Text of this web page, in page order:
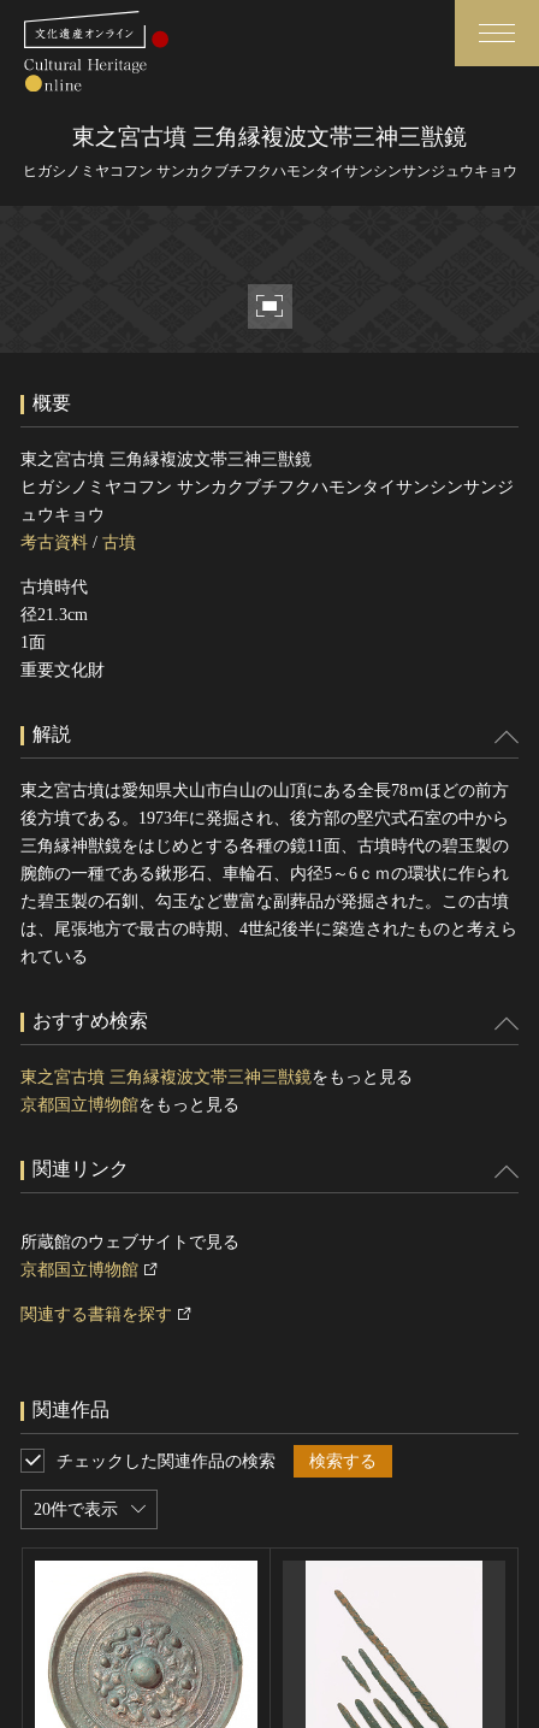
さらに詳細検索
作品一覧
世界遺産と無形文化遺産
全国の美術館・博物館
世界遺産
無形文化遺産
動画で見る無形の文化財
今月のみどころ
文化遺産データベース
国指定文化財等データベース
東之宮古墳 三角縁複波文帯三神三獣鏡
ヒガシノミヤコフン サンカクブチフクハモンタイサンシンサンジュウキョウ
概要
東之宮古墳 三角縁複波文帯三神三獣鏡
ヒガシノミヤコフン サンカクブチフクハモンタイサンシンサンジ
ュウキョウ
考古資料 / 古墳
古墳時代
径21.3cm
1面
重要文化財
解説
東之宮古墳は愛知県犬山市白山の山頂にある全長78ｍほどの前方
後方墳である。1973年に発掘され、後方部の堅穴式石室の中から
三角縁神獣鏡をはじめとする各種の鏡11面、古墳時代の碧玉製の
腕飾の一種である鍬形石、車輪石、内径5～6ｃｍの環状に作られ
た碧玉製の石釧、勾玉など豊富な副葬品が発掘された。この古墳
は、尾張地方で最古の時期、4世紀後半に築造されたものと考えら
れている
おすすめ検索
東之宮古墳 三角縁複波文帯三神三獣鏡をもっと見る
京都国立博物館をもっと見る
関連リンク
所蔵館のウェブサイトで見る
京都国立博物館
関連する書籍を探す
関連作品
20件で表示
チェックした関連作品の検索 検索する